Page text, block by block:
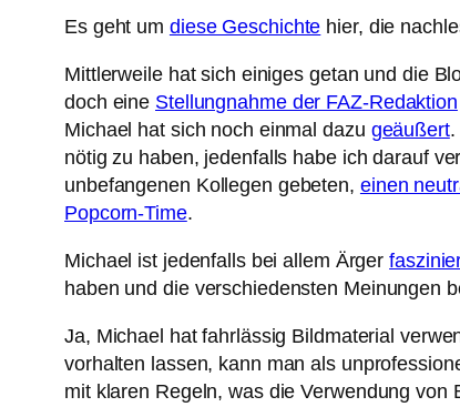
Es geht um diese Geschichte hier, die
Mittlerweile hat sich einiges getan und die
doch eine Stellungnahme der FAZ-Redaktion
Michael hat sich noch einmal dazu geäußert.
nötig zu haben, jedenfalls habe ich darauf
unbefangenen Kollegen gebeten, einen
Popcorn-Time.
Michael ist jedenfalls bei allem Ärger
haben und die verschiedensten Meinungen
Ja, Michael hat fahrlässig Bildmaterial
vorhalten lassen, kann man als
mit klaren Regeln, was die Verwendung